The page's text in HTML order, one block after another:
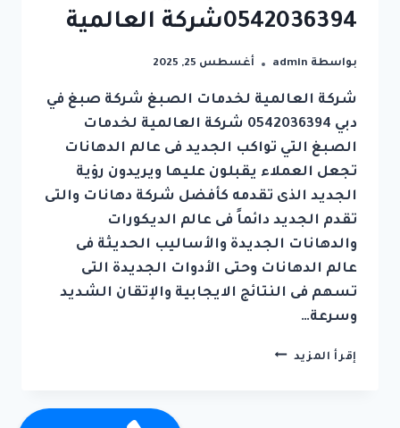
0542036394شركة العالمية
بواسطة admin أغسطس 25, 2025
شركة العالمية لخدمات الصبغ شركة صبغ في
دبي 0542036394 شركة العالمية لخدمات
الصبغ التي تواكب الجديد فى عالم الدهانات
تجعل العملاء يقبلون عليها ويريدون رؤية
الجديد الذى تقدمه كأفضل شركة دهانات والتى
تقدم الجديد دائماً فى عالم الديكورات
والدهانات الجديدة والأساليب الحديثة فى
عالم الدهانات وحتى الأدوات الجديدة التى
تسهم فى النتائج الايجابية والإتقان الشديد
وسرعة…
إقرأ المزيد شركة